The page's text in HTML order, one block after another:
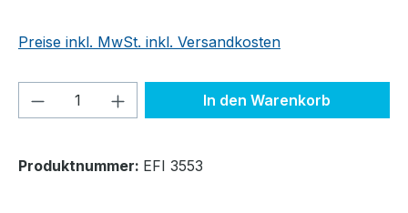
Preise inkl. MwSt. inkl. Versandkosten
Produkt Anzahl: Gib denIn den Warenkorb
Produktnummer: EFI 3553